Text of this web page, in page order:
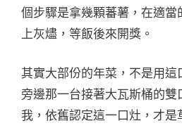
個步驟是拿幾顆蕃薯，在適當
上灰燼，等飯後來開獎。
其實大部份的年菜，不是用這
旁邊那一台接著大瓦斯桶的雙
我，依舊認定這一口灶，才是